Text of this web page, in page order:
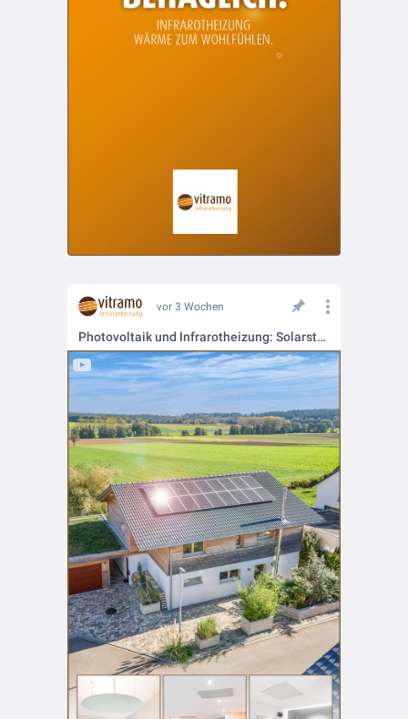
vor 3 Wochen
Photovoltaik und Infrarotheizung: Solarstrom in der Übergangszeit gezielt für Wärme nutzen